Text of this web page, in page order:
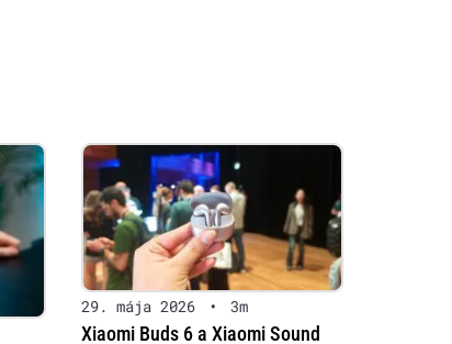
29. mája 2026 • 3m
Xiaomi Buds 6 a Xiaomi Sound